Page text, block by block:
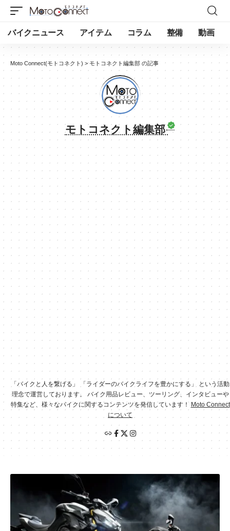
バイクニュース アイテム コラム 整備 動画
Moto Connect(モトコネクト) >モトコネクト編集部 の記事
モトコネクト編集部
「バイクと人を繋げる」 「ライダーのバイクライフを豊かにする」 という活動
理念で運営しております。 バイク用品レビュー、ツーリング、インタビューや
特集など、様々なバイクに関するコンテンツを発信しています！ Moto Connect
について